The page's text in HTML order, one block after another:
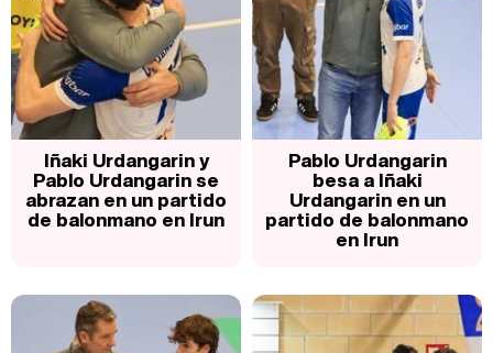
Iñaki Urdangarin y
Pablo Urdangarin se
abrazan en un partido
de balonmano en Irun
Pablo Urdangarin
besa a Iñaki
Urdangarin en un
partido de balonmano
en Irun